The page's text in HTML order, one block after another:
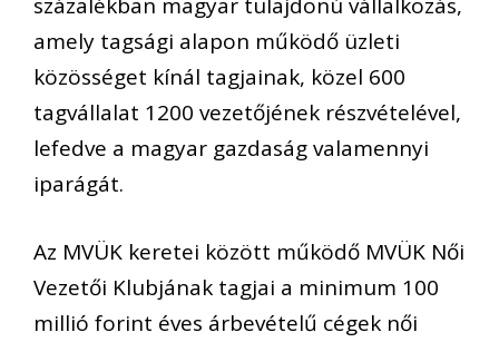
amely tagsági alapon működő üzleti
közösséget kínál tagjainak, közel 600
tagvállalat 1200 vezetőjének részvételével,
lefedve a magyar gazdaság valamennyi
iparágát.
Az MVÜK keretei között működő MVÜK Női
Vezetői Klubjának tagjai a minimum 100
millió forint éves árbevételű cégek női